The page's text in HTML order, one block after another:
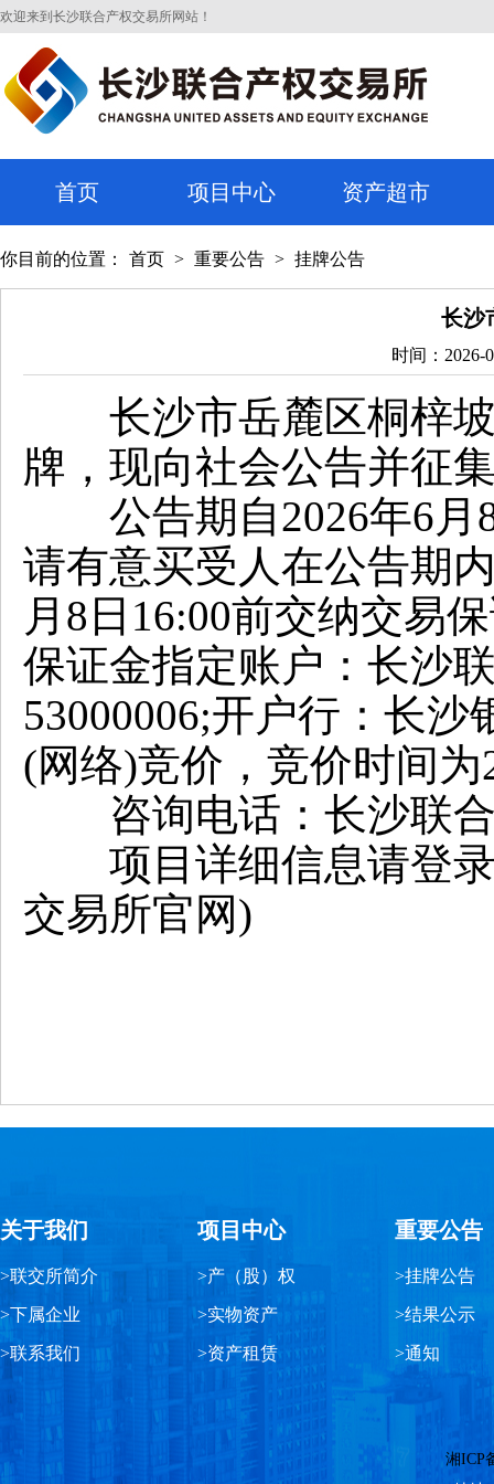
欢迎来到长沙联合产权交易所网站！
首页 项目中心 资产超市
你目前的位置： 首页 > 重要公告 > 挂牌公告
长沙
时间：2026-
长沙市岳麓区桐梓坡
牌，现向社会公告并征
公告期自2026年6月8
请有意买受人在公告期
月8日16:00前交纳交易
保证金指定账户：长沙
53000006;开户行：长
(网络)竞价，竞价时间为
咨询电话：长沙联合
项目详细信息请登录
交易所官网)
关于我们
>联交所简介
>下属企业
>联系我们
项目中心
>产（股）权
>实物资产
>资产租赁
重要公告
>挂牌公告
>结果公示
>通知
湘ICP